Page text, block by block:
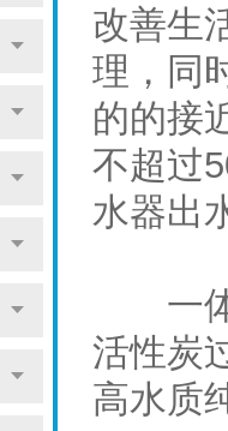
改善生
理，同
的的接
不超过
水器出
一体
活性炭
高水质